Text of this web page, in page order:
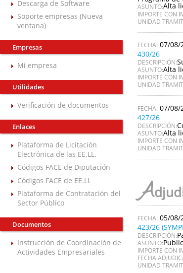
Descarga de Software
Soporte empresas (Nueva
ventana)
Empresas
Mi empresa
Utilidades
Verificación de documentos
Enlaces
Plataforma de Licitación
Electrónica de las EE.LL.
Códigos FACE de Diputación
Códigos FACE de EE.LL
Plataforma de Contratación del
Sector Público
Documentos
Instrucción de Coordinación de
Actividades Empresariales
ASUNTO:Alta
IMPORTE CON
UNIDAD
07/08/
430/26
DESCRIPCIÓN:
ASUNTO:Alta
IMPORTE CON
UNIDAD
07/08/
427/26
DESCRIPCIÓN:
ASUNTO:Alta
IMPORTE CON
UNIDAD
A
05/08/
423/26
DESCRIPCIÓN:
ASUNTO:
IMPORTE CON
FECHA
UNIDAD